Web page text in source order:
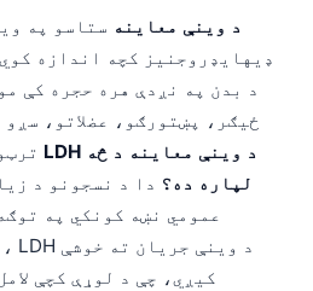
د LDH د وینې معاینه ستاسو په
ډیهایډروجنیز کچه اندازه
د بدن په نږدې هره حجره کې
ځیګر، پښتورګو، عضلاتو،
لپاره ده؟ دا د نسجونو د
عمومي نښه کونکي په
کیږي، چې د لوړې کچې